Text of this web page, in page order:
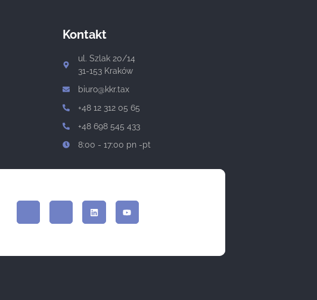
Kontakt
ul. Szlak 20/14
31-153 Kraków
biuro@kkr.tax
+48 12 312 05 65
+48 698 545 433
8:00 - 17:00 pn -pt